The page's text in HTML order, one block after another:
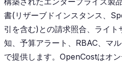
書(リザーブドインスタンス、
引を含む)との請求照合、ライト
知、予算アラート、RBAC、マ
で提供します。OpenCostはオ